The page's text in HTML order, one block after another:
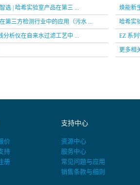
选 | 哈希实验室产品在第三 ...
第三方检测行业中的应用（污水 ...
分析仪在自来水过滤工艺中 ...
焕能新
哈希实
EZ 系
更多相
价
持
册
支持中心
资源中心
服务中心
常见问题与应用
销售条款与细则